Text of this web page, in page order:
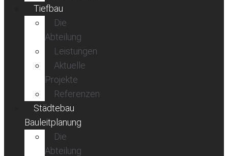
Tiefbau
Die
Abteilung
Leistungen
Aktuelle
Projekte
Referenzen
Städtebau
Bauleitplanung
Die
Abteilung